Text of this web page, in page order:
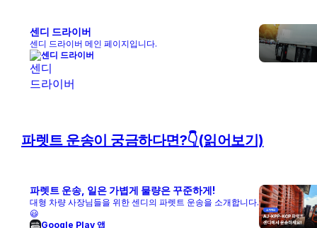
센디 드라이버
센디 드라이버 메인 페이지입니다.
센디 드라이버
파렛트 운송이 궁금하다면?👇(읽어보기)
파렛트 운송, 일은 가볍게 물량은 꾸준하게!
대형 차량 사장님들을 위한 센디의 파렛트 운송을 소개합니다.
😃
Google Play 앱